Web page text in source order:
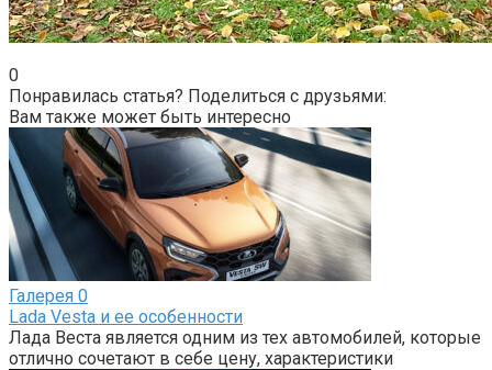
0
Понравилась статья? Поделиться с друзьями:
Вам также может быть интересно
Галерея 0
Lada Vesta и ее особенности
Лада Веста является одним из тех автомобилей, которые
отлично сочетают в себе цену, характеристики